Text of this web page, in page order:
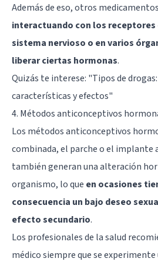
Además de eso, otros
interactuando con los
sistema nervioso o en varios
liberar ciertas hormonas.
Quizás te interese: "Tipos de
características y efectos"
4. Métodos anticonceptivos
Los métodos anticonceptivos
combinada, el parche o el implante
también generan una alteración
organismo, lo que en ocasiones
consecuencia un bajo deseo
efecto secundario.
Los profesionales de la salud
médico siempre que se experimente